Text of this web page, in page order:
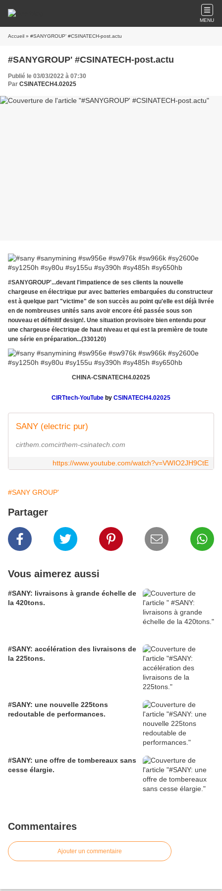
MENU
Accueil » #SANYGROUP' #CSINATECH-post.actu
#SANYGROUP' #CSINATECH-post.actu
Publié le 03/03/2022 à 07:30
Par CSINATECH4.02025
#SANYGROUP'...devant l'impatience de ses clients la nouvelle
chargeuse en électrique pur avec batteries embarquées du constructeur
est à quelque part "victime" de son succès au point qu'elle est déjà livrée
en de nombreuses unités sans avoir encore été passée sous son
nouveau et définitif design!. Une situation provisoire bien entendu pour
une chargeuse électrique de haut niveau et qui est la première de toute
une série en préparation...(330120)
CHINA-CSINATECH4.02025
CIRTtech-YouTube by CSINATECH4.02025
SANY (electric pur)
cirthem.comcirthem-csinatech.com
https://www.youtube.com/watch?v=VWIO2JH9CtE
#SANY GROUP'
Partager
Vous aimerez aussi
#SANY: livraisons à grande échelle de
la 420tons.
#SANY: accélération des livraisons de
la 225tons.
#SANY: une nouvelle 225tons
redoutable de performances.
#SANY: une offre de tombereaux sans
cesse élargie.
Commentaires
Ajouter un commentaire